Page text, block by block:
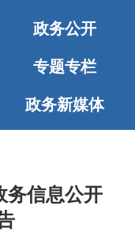
政务公开
专题专栏
政务新媒体
务信息公开